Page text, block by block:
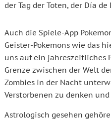
der Tag der Toten, der Día
Auch die Spiele-App
Geister-Pokemons wie das
uns auf ein jahreszeitliches
Grenze zwischen der Welt
Zombies in der Nacht
Verstorbenen zu denken
Astrologisch gesehen